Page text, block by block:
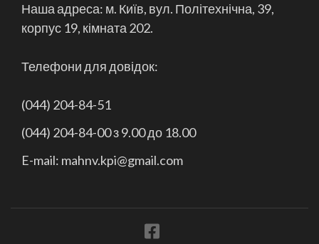
Наша адреса: м. Київ, вул. Політехнічна, 39,
корпус 19, кімната 202.
Телефони для довідок:
(044) 204-84-51
(044) 204-84-00 з 9.00 до 18.00
E-mail: mahnv.kpi@gmail.com